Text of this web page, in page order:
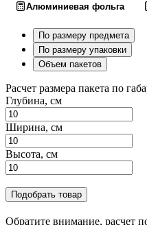
Алюминиевая фольга
По размеру предмета
По размеру упаковки
Объем пакетов
Расчет размера пакета по
Глубина, см
Ширина, см
Высота, см
Подобрать товар
Обратите внимание, расчет